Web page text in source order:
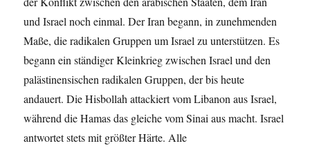
und Israel noch einmal. Der Iran begann, in zunehmenden
Maße, die radikalen Gruppen um Israel zu unterstützen. Es
begann ein ständiger Kleinkrieg zwischen Israel und den
palästinensischen radikalen Gruppen, der bis heute
andauert. Die Hisbollah attackiert vom Libanon aus Israel,
während die Hamas das gleiche vom Sinai aus macht. Israel
antwortet stets mit größter Härte. Alle